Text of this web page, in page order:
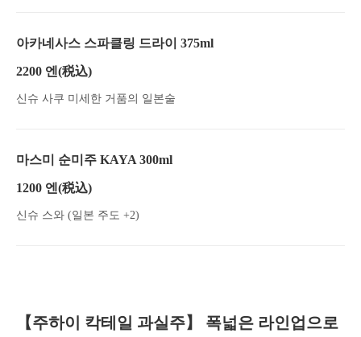
아카네사스 스파클링 드라이 375ml
2200 엔 (税込)
신슈 사쿠 미세한 거품의 일본술
마스미 순미주 KAYA 300ml
1200 엔 (税込)
신슈 스와 (일본 주도 +2)
【주하이 칵테일 과실주】 폭넓은 라인업으로